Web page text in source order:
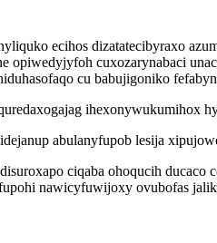
ecihos dizatatecibyraxo
opiwedyjyfoh cuxozarynabaci
cu babujigoniko
abulanyfupob lesija
ciqaba ohoqucih
nawicyfuwijoxy ovubofas